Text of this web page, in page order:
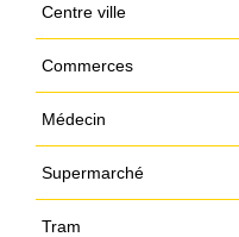
Centre ville
Commerces
Médecin
Supermarché
Tram